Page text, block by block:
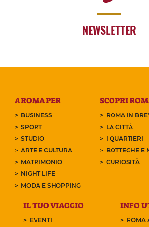
NEWSLETTER
A ROMA PER
BUSINESS
SPORT
STUDIO
ARTE E CULTURA
MATRIMONIO
NIGHT LIFE
MODA E SHOPPING
SCOPRI
ROMA IN
LA CITTÀ
I QUARTIERI
BOTTEGHE E
CURIOSITÀ
IL TUO VIAGGIO
EVENTI
INFO
ROMA